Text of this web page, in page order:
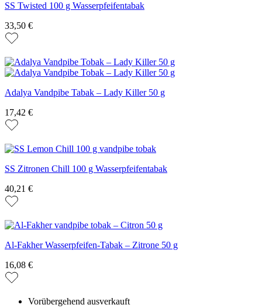
SS Twisted 100 g Wasserpfeifentabak
33,50 €
Adalya Vandpibe Tabak – Lady Killer 50 g
17,42 €
SS Zitronen Chill 100 g Wasserpfeifentabak
40,21 €
Al-Fakher Wasserpfeifen-Tabak – Zitrone 50 g
16,08 €
Vorübergehend ausverkauft